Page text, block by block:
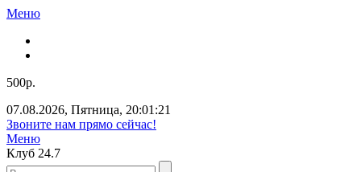
Меню
500р.
07.08.2026, Пятница, 20:01:21
Звоните нам прямо сейчас!
Меню
Клуб 24.7